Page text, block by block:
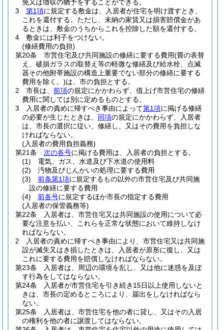
免又は徴収の猶予をすることができる。
3
第1項に規定する敷金は、入居者が住宅を明け渡すとき、
これを還付する。 ただし、未納の家賃又は損害賠償金があ
るときは、敷金のうちからこれを控除した額を還付する。
4
敷金には利子をつけない。
(修繕費用の負担)
第20条
市営住宅及び共同施設の修繕に要する費用(畳の表替
え、破損ガラスの取替え等の軽微な修繕及び給水栓、点滅
器その他附帯施設の構造上重要でない部分の修繕に要する
費用を除く。)は、市の負担とする。
2
市長は、 前項の規定にかかわらず、借上げ市営住宅の修繕
費用に関しては別に定めるものとする。
3
入居者の責めに帰すべき事由によって第1項に掲げる修繕
の必要が生じたときは、 同項の規定にかかわらず、入居者
は、市長の選択に従い、修繕し、又はその費用を負担しな
ければならない。
(入居者の費用負担義務)
第21条
次の各号に掲げる費用は、入居者の負担とする。
(1)
電気、ガス、水道及び下水道の使用料
(2)
汚物及びじんかいの処理に要する費用
(3)
前条第1項に規定するもの以外の市営住宅及び共同施
設の修繕に要する費用
(4)
前各号に規定するほか市長の指定する費用
(入居者の保管義務等)
第22条
入居者は、市営住宅又は共同施設の使用について必
要な注意を払い、これらを正常な状態において維持しなけ
ればならない。
2
入居者の責めに帰すべき事由により、市営住宅又は共同施
設が滅失又はき損したときは、入居者が原形に復し、又は
これに要する費用を賠償しなければならない。
第23条
入居者は、周辺の環境を乱し、又は他に迷惑を及ぼ
す行為をしてはならない。
第24条
入居者が市営住宅を引き続き15日以上使用しないと
きは、市長の定めるところにより、届出をしなければなら
ない。
第25条
入居者は、市営住宅を他の者に貸し、又はその入居
の権利を他の者に譲渡してはならない。